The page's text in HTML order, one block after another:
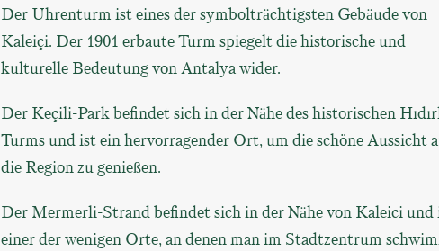
Der Uhrenturm ist eines der symbolträchtigsten Gebäude von
Kaleiçi. Der 1901 erbaute Turm spiegelt die historische und
kulturelle Bedeutung von Antalya wider.
Der Keçili-Park befindet sich in der Nähe des historischen
Turms und ist ein hervorragender Ort, um die schöne Aussicht
die Region zu genießen.
Der Mermerli-Strand befindet sich in der Nähe von Kaleici und
einer der wenigen Orte, an denen man im Stadtzentrum